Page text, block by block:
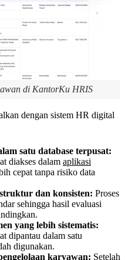
di KantorKu HRIS
dengan sistem HR digital
satu database terpusat:
diakses dalam aplikasi
cepat tanpa risiko data
dan konsisten: Proses
sehingga hasil evaluasi
yang lebih sistematis:
dipantau dalam satu
digunakan.
karyawan: Setelah